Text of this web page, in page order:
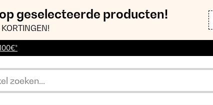
geselecteerde producten!